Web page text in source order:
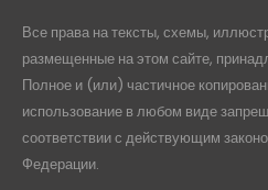
Все права на тексты, схемы,
размещенные на этом сайте,
Полное и (или) частичное
использование в любом виде
соответствии с действующим
Федерации.